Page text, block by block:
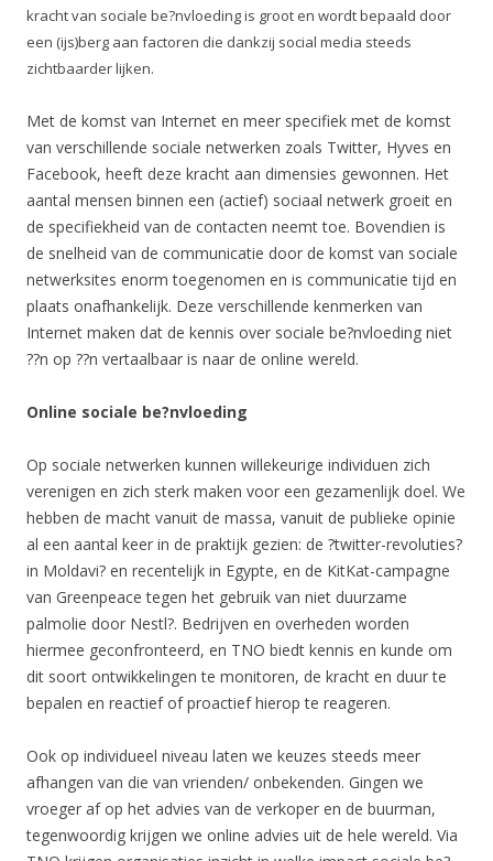
kracht van sociale be?nvloeding is groot en wordt bepaald door
een (ijs)berg aan factoren die dankzij social media steeds
zichtbaarder lijken.
Met de komst van Internet en meer specifiek met de komst
van verschillende sociale netwerken zoals Twitter, Hyves en
Facebook, heeft deze kracht aan dimensies gewonnen. Het
aantal mensen binnen een (actief) sociaal netwerk groeit en
de specifiekheid van de contacten neemt toe. Bovendien is
de snelheid van de communicatie door de komst van sociale
netwerksites enorm toegenomen en is communicatie tijd en
plaats onafhankelijk. Deze verschillende kenmerken van
Internet maken dat de kennis over sociale be?nvloeding niet
??n op ??n vertaalbaar is naar de online wereld.
Online sociale be?nvloeding
Op sociale netwerken kunnen willekeurige individuen zich
verenigen en zich sterk maken voor een gezamenlijk doel. We
hebben de macht vanuit de massa, vanuit de publieke opinie
al een aantal keer in de praktijk gezien: de ?twitter-revoluties?
in Moldavi? en recentelijk in Egypte, en de KitKat-campagne
van Greenpeace tegen het gebruik van niet duurzame
palmolie door Nestl?. Bedrijven en overheden worden
hiermee geconfronteerd, en TNO biedt kennis en kunde om
dit soort ontwikkelingen te monitoren, de kracht en duur te
bepalen en reactief of proactief hierop te reageren.
Ook op individueel niveau laten we keuzes steeds meer
afhangen van die van vrienden/ onbekenden. Gingen we
vroeger af op het advies van de verkoper en de buurman,
tegenwoordig krijgen we online advies uit de hele wereld. Via